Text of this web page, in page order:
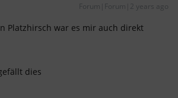
Forum|Forum|2 years ago
Platzhirsch war es mir auch direkt
dies